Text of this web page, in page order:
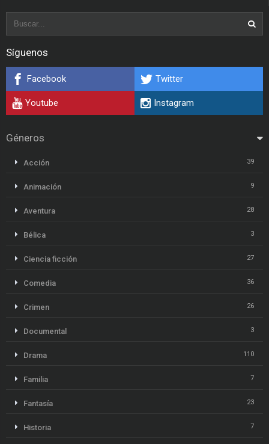
Síguenos
Facebook Twitter
Youtube Instagram
Géneros
Acción 39
Animación 9
Aventura 28
Bélica 3
Ciencia ficción 27
Comedia 36
Crimen 26
Documental 3
Drama 110
Familia 7
Fantasía 23
Historia 7